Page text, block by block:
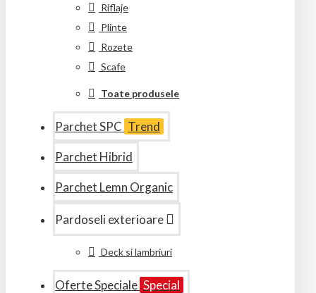
Riflaje
Plinte
Rozete
Scafe
Toate produsele
Parchet SPC Trend
Parchet Hibrid
Parchet Lemn Organic
Pardoseli exterioare
Deck si lambriuri
Oferte Speciale Special